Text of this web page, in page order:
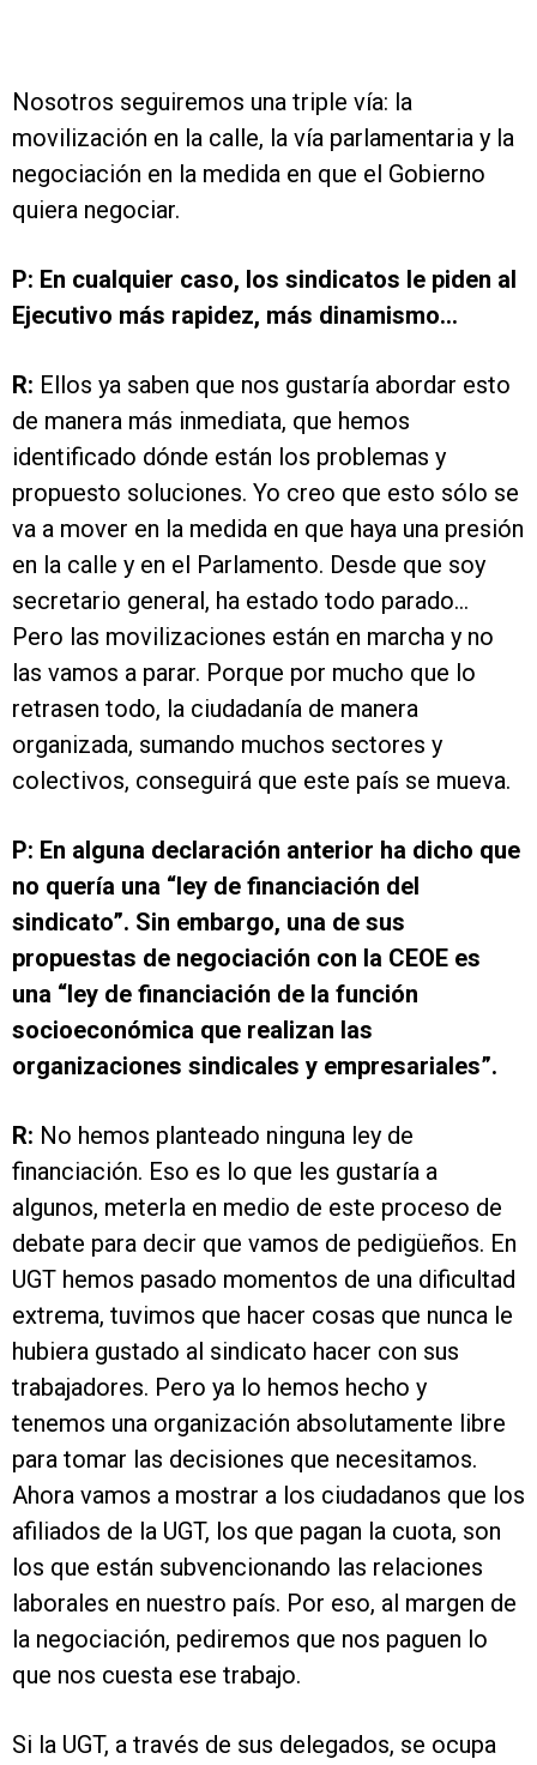
Nosotros seguiremos una triple vía: la
movilización en la calle, la vía parlamentaria y la
negociación en la medida en que el Gobierno
quiera negociar.
P: En cualquier caso, los sindicatos le piden al
Ejecutivo más rapidez, más dinamismo…
R: Ellos ya saben que nos gustaría abordar esto
de manera más inmediata, que hemos
identificado dónde están los problemas y
propuesto soluciones. Yo creo que esto sólo se
va a mover en la medida en que haya una presión
en la calle y en el Parlamento. Desde que soy
secretario general, ha estado todo parado…
Pero las movilizaciones están en marcha y no
las vamos a parar. Porque por mucho que lo
retrasen todo, la ciudadanía de manera
organizada, sumando muchos sectores y
colectivos, conseguirá que este país se mueva.
P: En alguna declaración anterior ha dicho que
no quería una “ley de financiación del
sindicato”. Sin embargo, una de sus
propuestas de negociación con la CEOE es
una “ley de financiación de la función
socioeconómica que realizan las
organizaciones sindicales y empresariales”.
R: No hemos planteado ninguna ley de
financiación. Eso es lo que les gustaría a
algunos, meterla en medio de este proceso de
debate para decir que vamos de pedigüeños. En
UGT hemos pasado momentos de una dificultad
extrema, tuvimos que hacer cosas que nunca le
hubiera gustado al sindicato hacer con sus
trabajadores. Pero ya lo hemos hecho y
tenemos una organización absolutamente libre
para tomar las decisiones que necesitamos.
Ahora vamos a mostrar a los ciudadanos que los
afiliados de la UGT, los que pagan la cuota, son
los que están subvencionando las relaciones
laborales en nuestro país. Por eso, al margen de
la negociación, pediremos que nos paguen lo
que nos cuesta ese trabajo.
Si la UGT, a través de sus delegados, se ocupa